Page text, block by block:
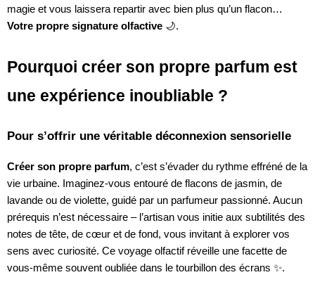
magie et vous laissera repartir avec bien plus qu’un flacon…
Votre propre signature olfactive 🌙.
Pourquoi créer son propre parfum est
une expérience inoubliable ?
Pour s’offrir une véritable déconnexion sensorielle
Créer son propre parfum, c’est s’évader du rythme effréné de la
vie urbaine. Imaginez-vous entouré de flacons de jasmin, de
lavande ou de violette, guidé par un parfumeur passionné. Aucun
prérequis n’est nécessaire – l’artisan vous initie aux subtilités des
notes de tête, de cœur et de fond, vous invitant à explorer vos
sens avec curiosité. Ce voyage olfactif réveille une facette de
vous-même souvent oubliée dans le tourbillon des écrans ✨.